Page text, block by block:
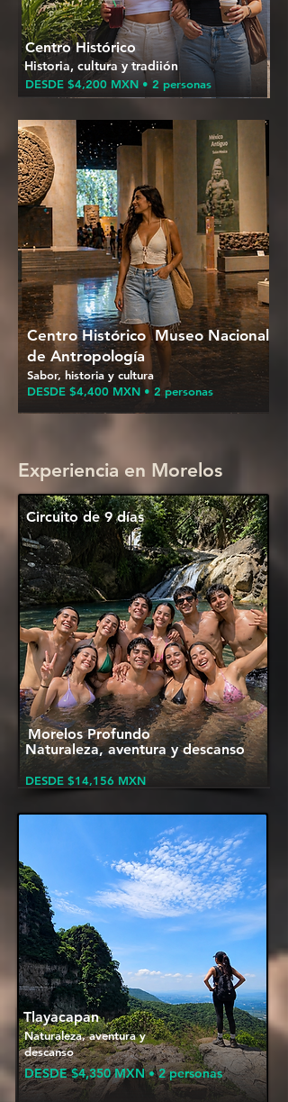
Centro Histórico
Historia, cultura y tradiión
DESDE $4,200 MXN • 2 personas
Centro Histórico Museo Nacional
de Antropología
Sabor, historia y cultura
DESDE $4,400 MXN • 2 personas
Experiencia en Morelos
Morelos Profundo
DESDE $14,156 MXN
Circuito de 9 días
Naturaleza, aventura y descanso
Tlayacapan
Naturaleza, aventura y
descanso
DESDE $4,350 MXN • 2 personas